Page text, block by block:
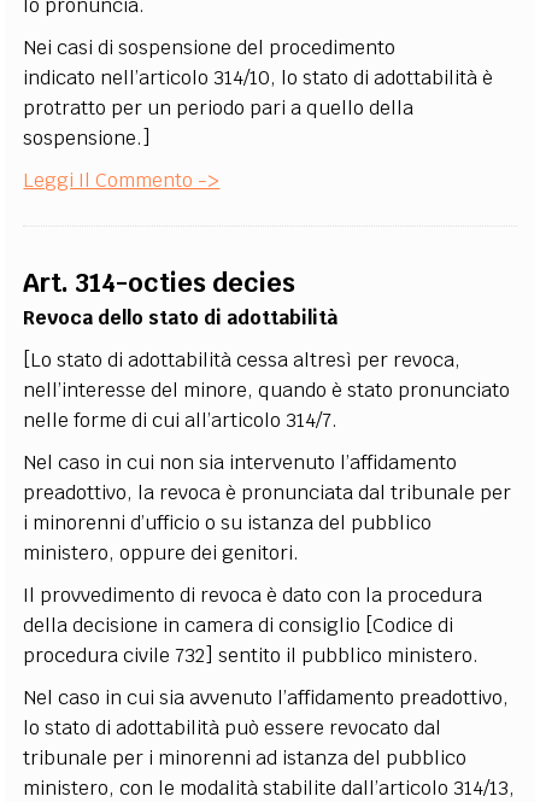
lo pronuncia.
Nei casi di sospensione del procedimento
indicato nell’articolo 314/10, lo stato di adottabilità è
protratto per un periodo pari a quello della
sospensione.]
Leggi Il Commento ->
Art. 314-octies decies
Revoca dello stato di adottabilità
[Lo stato di adottabilità cessa altresì per revoca,
nell’interesse del minore, quando è stato pronunciato
nelle forme di cui all’articolo 314/7.
Nel caso in cui non sia intervenuto l’affidamento
preadottivo, la revoca è pronunciata dal tribunale per
i minorenni d’ufficio o su istanza del pubblico
ministero, oppure dei genitori.
Il provvedimento di revoca è dato con la procedura
della decisione in camera di consiglio [Codice di
procedura civile 732] sentito il pubblico ministero.
Nel caso in cui sia avvenuto l’affidamento preadottivo,
lo stato di adottabilità può essere revocato dal
tribunale per i minorenni ad istanza del pubblico
ministero, con le modalità stabilite dall’articolo 314/13,